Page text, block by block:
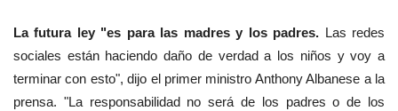
La futura ley "es para las madres y los padres. Las redes
sociales están haciendo daño de verdad a los niños y voy a
terminar con esto", dijo el primer ministro Anthony Albanese a la
prensa. "La responsabilidad no será de los padres o de los